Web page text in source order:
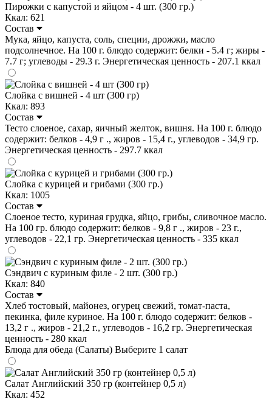
Пирожки с капустой и яйцом - 4 шт. (300 гр.)
Ккал: 621
Состав
Мука, яйцо, капуста, соль, специи, дрожжи, масло
подсолнечное. На 100 г. блюдо содержит: белки - 5.4 г; жиры -
7.7 г; углеводы - 29.3 г. Энергетическая ценность - 207.1 ккал
Слойка с вишней - 4 шт (300 гр)
Ккал: 893
Состав
Тесто слоеное, сахар, яичный желток, вишня. На 100 г. блюдо
содержит: белков - 4,9 г ., жиров - 15,4 г., углеводов - 34,9 гр.
Энергетическая ценность - 297.7 ккал
Слойка с курицей и грибами (300 гр.)
Ккал: 1005
Состав
Слоеное тесто, куриная грудка, яйцо, грибы, сливочное масло.
На 100 гр. блюдо содержит: белков - 9,8 г ., жиров - 23 г.,
углеводов - 22,1 гр. Энергетическая ценность - 335 ккал
Сэндвич с куриным филе - 2 шт. (300 гр.)
Ккал: 840
Состав
Хлеб тостовый, майонез, огурец свежий, томат-паста,
пекинка, филе куриное. На 100 г. блюдо содержит: белков -
13,2 г ., жиров - 21,2 г., углеводов - 16,2 гр. Энергетическая
ценность - 280 ккал
Блюда для обеда (Салаты) Выберите 1 салат
Салат Английский 350 гр (контейнер 0,5 л)
Ккал: 452